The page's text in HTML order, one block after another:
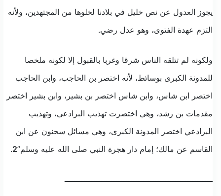
يجوز العدول عن نص خليل في بلادنا لخلوها من المجتهدين، ولأنه
التزم عهدة الفتوى، وهو عدل رضي.
ولكونه لم تتلقه الناس شرقا وغربا بالقبول إلا لكونه ملخصا
للمدونة الكبرى بوسائط، لأنه اختصر بن الحاجب، وابن الحاجب
اختصر ابن شاس، وابن شاس اختصر بن بشير، وابن بشير اختصر
مقدمات بن رشد، وهي اختصرت تهذيب البرادعي، وتهذيب
البرادعي اختصر المدونة الكبرى، وهي مسائل سحنون عن ابن
القاسم عن مالك؛ إمام دار هجرة النبي صلى الله عليه وسلم”2
.
ــــــــــــــــــــــــــــــــــــــــــــــــــــــــــــ